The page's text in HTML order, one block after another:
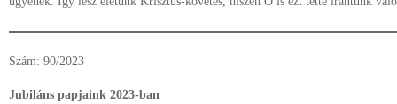
Szám: 90/2023
Jubiláns papjaink 2023-ban